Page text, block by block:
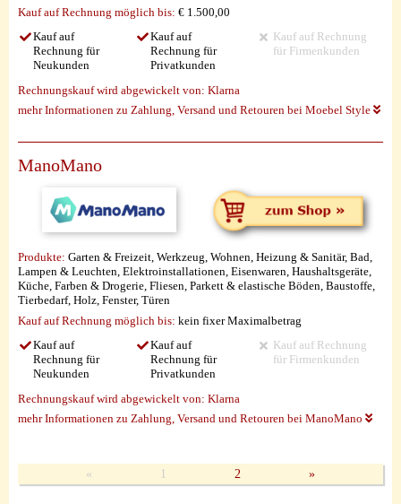
Kauf auf Rechnung möglich bis: € 1.500,00
Kauf auf
Rechnung für
Neukunden
Kauf auf
Rechnung für
Privatkunden
Kauf auf Rechnung
für Firmenkunden
Rechnungskauf wird abgewickelt von: Klarna
mehr Informationen zu Zahlung, Versand und Retouren bei Moebel Style
ManoMano
Produkte: Garten & Freizeit, Werkzeug, Wohnen, Heizung & Sanitär, Bad,
Lampen & Leuchten, Elektroinstallationen, Eisenwaren, Haushaltsgeräte,
Küche, Farben & Drogerie, Fliesen, Parkett & elastische Böden, Baustoffe,
Tierbedarf, Holz, Fenster, Türen
Kauf auf Rechnung möglich bis: kein fixer Maximalbetrag
Kauf auf
Rechnung für
Neukunden
Kauf auf
Rechnung für
Privatkunden
Kauf auf Rechnung
für Firmenkunden
Rechnungskauf wird abgewickelt von: Klarna
mehr Informationen zu Zahlung, Versand und Retouren bei ManoMano
« 1 2 »